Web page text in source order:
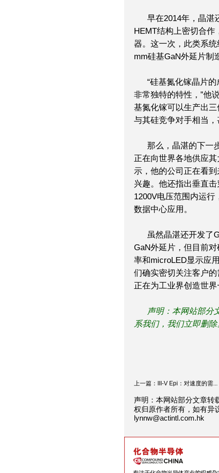
早在2014年，晶湛
HEMT结构上密切合
器。这一次，此类系
mm硅基GaN外延片制
“硅基氮化镓晶片
非常独特的特性，”他
基氮化镓可以生产出
与其硅竞争对手相当，
那么，晶湛的下一
正在向世界各地供应
示，他的公司正在看
兴趣。他还指出垂直
1200V电压范围内运
数据中心应用。
虽然晶湛还开发了
GaN外延片，但目前
率和microLED显示应
们确实密切关注客户
正在为工业界创造世界
声明：本网站部分
系我们，我们立即删
上一篇：III-V Epi：对速度的需...
声明：本网站部分文章转
权归原作者所有，如有异
lynnw@actintl.com.hk